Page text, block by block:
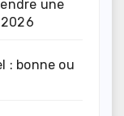
une
: bonne ou